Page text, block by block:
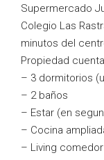
Supermercado
Colegio Las
minutos del
Propiedad
– 3 dormitorios
– 2 baños
– Estar (en
– Cocina
– Living comedor